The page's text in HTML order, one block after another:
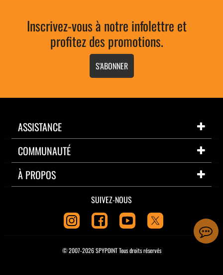
Inscrivez-vous à notre infolettre et
profitez des promotions.
S'ABONNER
ASSISTANCE
COMMUNAUTÉ
À PROPOS
SUIVEZ-NOUS
© 2007-2026 SPYPOINT Tous droits réservés